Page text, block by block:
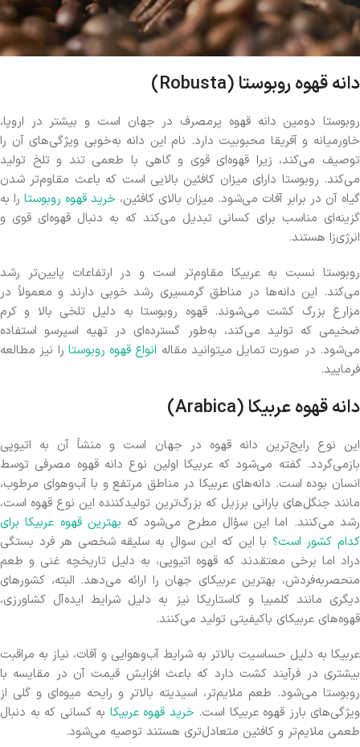
دانه قهوه روبوستا (Robusta)
روبوستا دومین دانه قهوه پرمصرف در جهان است و بیشتر در اروپا،
خاورمیانه و آفریقا محبوبیت دارد. نام این دانه به‌خوبی ویژگی‌های آن را
توصیف می‌کند، زیرا قهوه‌ای قوی و گاهی با طعمی تند و تلخ تولید
می‌کند. روبوستا دارای میزان کافئین بالایی است که باعث مقاوم‌تر شدن
گیاه آن در برابر آفات می‌شود. میزان بالای کافئین، خرید قهوه روبوستارا به
گزینه‌ای مناسب برای کسانی تبدیل می‌کند که به دنبال قهوه‌ای قوی و
انرژی‌زا هستند.
روبوستا نسبت به عربیکا مقاوم‌تر است و در ارتفاعات پایین‌تر رشد
می‌کند. این دانه‌ها در مناطق گرمسیری رشد خوبی دارند و معمولاً در
مزارع بزرگ کشت می‌شوند. قهوه روبوستا به دلیل تلخی بالا و کرم
ضخیمی که تولید می‌کند، به‌طور گسترده‌ای در تهیه اسپرسو استفاده
می‌شود. در صورت تمایل میتوانید مقاله انواع قهوه روبوستا را نیز مطالعه
فرمایید.
دانه قهوه عربیکا (Arabica)
این نوع رایج‌ترین دانه قهوه در جهان است و منشأ آن به اتیوپی
بازمی‌گردد. گفته می‌شود که عربیکا اولین نوع دانه قهوه مصرفی توسط
انسان بوده است. دانه‌های عربیکا در مناطق مرتفع و با آب‌وهوای مرطوب،
مانند جنگل‌های بارانی برزیل که بزرگ‌ترین تولیدکننده این نوع قهوه است،
رشد می‌کنند. اما این سؤال مطرح می‌شود که بهترین قهوه عربیکا برای
کدام کشور است؟ با این که این سوال به سلیقه شخصی هر فرد بستگی
دراد اما برخی معتقدند که قهوه اتیوپی، به دلیل تاریخچه غنی و طعم
منحصربه‌فردش، بهترین عربیکای جهان را ارائه می‌دهد. البته، کشورهای
دیگری مانند کلمبیا و کاستاریکا نیز به دلیل شرایط ایده‌آل کشاورزی،
قهوه‌های عربیکای باکیفیتی تولید می‌کنند.
عربیکا به دلیل حساسیت بالاتر به شرایط آب‌وهوایی و آفات، نیاز به مراقبت
بیشتری در فرآیند کشت دارد که باعث افزایش قیمت آن در مقایسه با
روبوستا می‌شود. طعم ملایم‌تر، اسیدیته بالاتر و رایحه میوه‌ای و گلی از
ویژگی‌های بارز قهوه عربیکا است. خرید قهوه عربیکا به کسانی که به دنبال
طعمی ملایم‌تر و کافئین متعادل‌تری هستند توصیه می‌شود.